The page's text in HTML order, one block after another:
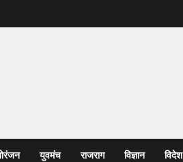
युवमंच राजराग विज्ञान विदेश